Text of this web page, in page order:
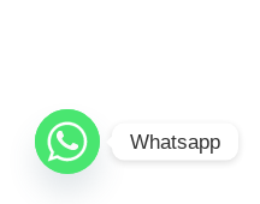
Whatsapp